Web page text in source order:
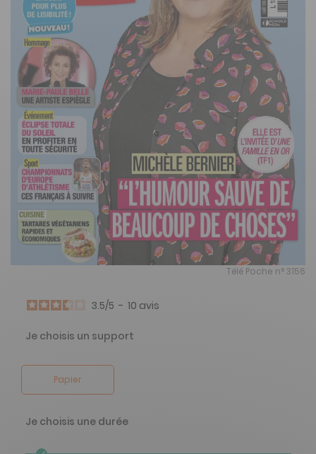
Télé Poche n° 3156
3.5/5 - 10 avis
Je choisis un support
Papier
Je choisis une durée